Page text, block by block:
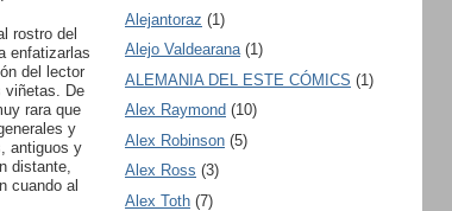
rostro del
enfatizarlas
del lector
viñetas. De
rara que
y
antiguos y
distante,
cuando al
Alejantoraz (1)
Alejo Valdearana (1)
ALEMANIA DEL ESTE CÓMICS (1)
Alex Raymond (10)
Alex Robinson (5)
Alex Ross (3)
Alex Toth (7)